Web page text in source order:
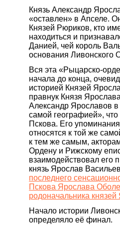
Князь Александр
«оставлен» в Апселе.
Князей Рюриков, кто
находиться и
Данией, чей король
основания Ливонского
Вся эта «Рыцарско-
начала до конца,
историей Князей
правнук Князя
Александр Ярославов
самой географией»,
Пскова. Его
относятся к той же
к тем же самым,
Ордену и Рижскому
взаимодействовал его
князь Ярослав
последнего
Пскова Ярослава
родоначальника
Начало истории
определяло её финал.